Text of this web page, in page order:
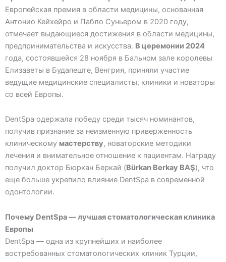
Европейская премия в области медицины, основанная
Антонио Кейхейро и Пабло Суньером в 2020 году,
отмечает выдающиеся достижения в области медицины,
предпринимательства и искусства. В церемонии 2024
года, состоявшейся 28 ноября в Бальном зале королевы
Елизаветы в Будапеште, Венгрия, приняли участие
ведущие медицинские специалисты, клиники и новаторы
со всей Европы.
DentSpa одержала победу среди тысяч номинантов,
получив признание за неизменную приверженность
клиническому мастерству, новаторские методики
лечения и внимательное отношение к пациентам. Награду
получил доктор Бюркан Беркай (Bürkan Berkay BAŞ), что
еще больше укрепило влияние DentSpa в современной
одонтологии.
Почему DentSpa — лучшая стоматологическая клиника
Европы
DentSpa — одна из крупнейших и наиболее
востребованных стоматологических клиник Турции,